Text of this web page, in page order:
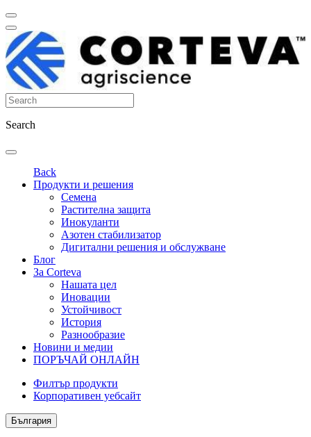
Search
Back
Продукти и решения
Семена
Растителна защита
Инокуланти
Азотен стабилизатор
Дигитални решения и обслужване
Блог
За Corteva
Нашата цел
Иновации
Устойчивост
История
Разнообразие
Новини и медии
ПОРЪЧАЙ ОНЛАЙН
Филтър продукти
Корпоративен уебсайт
България